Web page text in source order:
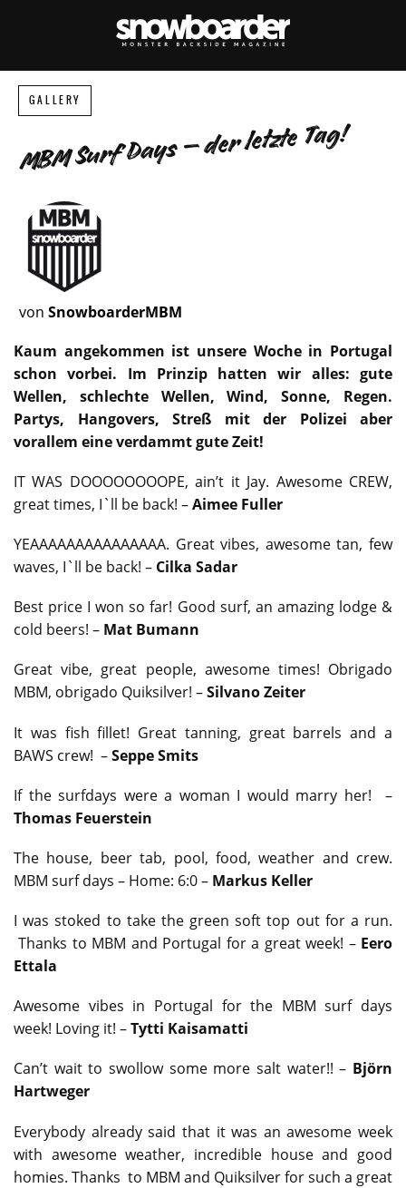
GALLERY
MBM Surf Days – der letzte Tag!
von SnowboarderMBM
Kaum angekommen ist unsere Woche in Portugal
schon vorbei. Im Prinzip hatten wir alles: gute
Wellen, schlechte Wellen, Wind, Sonne, Regen.
Partys, Hangovers, Streß mit der Polizei aber
vorallem eine verdammt gute Zeit!
IT WAS DOOOOOOOOPE, ain’t it Jay. Awesome CREW,
great times, I`ll be back! –Aimee Fuller
YEAAAAAAAAAAAAAAA. Great vibes, awesome tan, few
waves, I`ll be back! – Cilka Sadar
Best price I won so far! Good surf, an amazing lodge &
cold beers! – Mat Bumann
Great vibe, great people, awesome times! Obrigado
MBM, obrigado Quiksilver! –Silvano Zeiter
It was fish fillet! Great tanning, great barrels and a
BAWS crew! –Seppe Smits
If the surfdays were a woman I would marry her! –
Thomas Feuerstein
The house, beer tab, pool, food, weather and crew.
MBM surf days – Home: 6:0 – Markus Keller
I was stoked to take the green soft top out for a run.
Thanks to MBM and Portugal for a great week! – Eero
Ettala
Awesome vibes in Portugal for the MBM surf days
week! Loving it! –Tytti Kaisamatti
Can’t wait to swollow some more salt water!! – Björn
Hartweger
Everybody already said that it was an awesome week
with awesome weather, incredible house and good
homies. Thanks to MBM and Quiksilver for such a great